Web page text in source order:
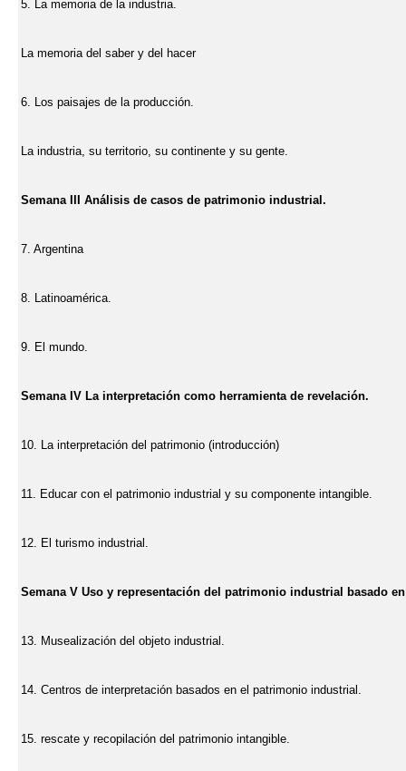
5. La memoria de la industria.
La memoria del saber y del hacer
6. Los paisajes de la producción.
La industria, su territorio, su continente y su gente.
Semana III Análisis de casos de patrimonio industrial.
7. Argentina
8. Latinoamérica.
9. El mundo.
Semana IV La interpretación como herramienta de revelación.
10. La interpretación del patrimonio (introducción)
11. Educar con el patrimonio industrial y su componente intangible.
12. El turismo industrial.
Semana V Uso y representación del patrimonio industrial basado
13. Musealización del objeto industrial.
14. Centros de interpretación basados en el patrimonio industrial.
15. rescate y recopilación del patrimonio intangible.